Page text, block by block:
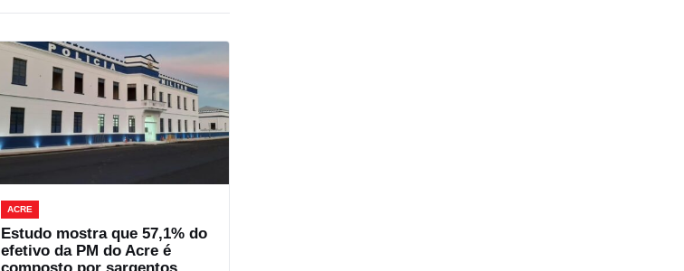
ACRE
Estudo mostra que 57,1% do
efetivo da PM do Acre é